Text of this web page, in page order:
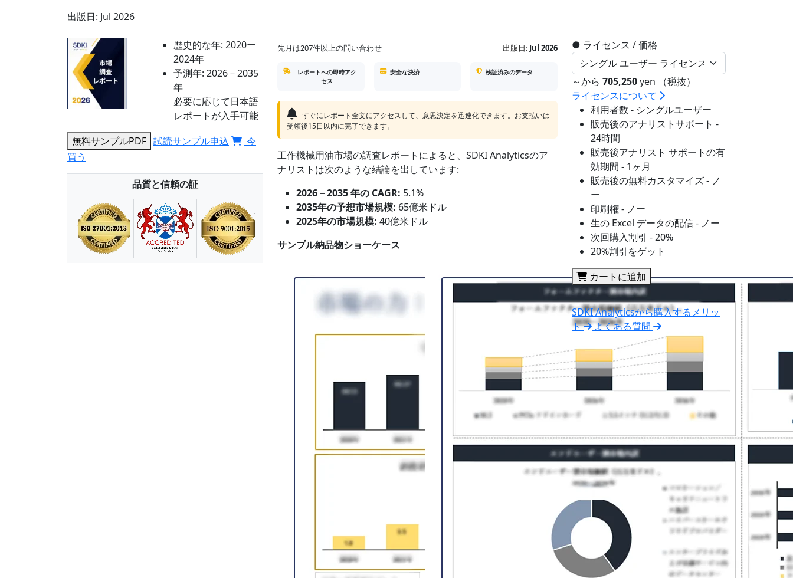
出版日: Jul 2026
歴史的な年: 2020ー
2024年
予測年: 2026－2035
年
必要に応じて日本語
レポートが入手可能
無料サンプルPDF 試読サンプル申込
今
買う
品質と信頼の証
先月は207件以上の問い合わせ 出版日: Jul 2026
レポートへの即時アク
セス
安全な決済 検証済みのデータ
すぐにレポート全文にアクセスして、意思決定を迅速化できます。お支払いは
受領後15日以内に完了できます。
工作機械用油市場の調査レポートによると、SDKI Analyticsのア
ナリストは次のような結論を出しています:
2026－2035 年の CAGR: 5.1%
2035年の予想市場規模: 65億米ドル
2025年の市場規模: 40億米ドル
サンプル納品物ショーケース
● ライセンス / 価格
～から 705,250yen （税抜）
ライセンスについて
利用者数 - シングルユーザー
販売後のアナリストサポート -
24時間
販売後アナリスト サポートの有
効期間 - 1ヶ月
販売後の無料カスタマイズ - ノ
ー
印刷権 - ノー
生の Excel データの配信 - ノー
次回購入割引 - 20%
20%割引をゲット
カートに追加
SDKI Analyticsから購入するメリッ
ト
よくある質問